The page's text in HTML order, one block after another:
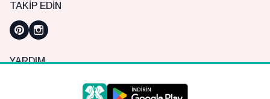
TAKIP EDIN
YARDIM
Sık Sorulan Sorular